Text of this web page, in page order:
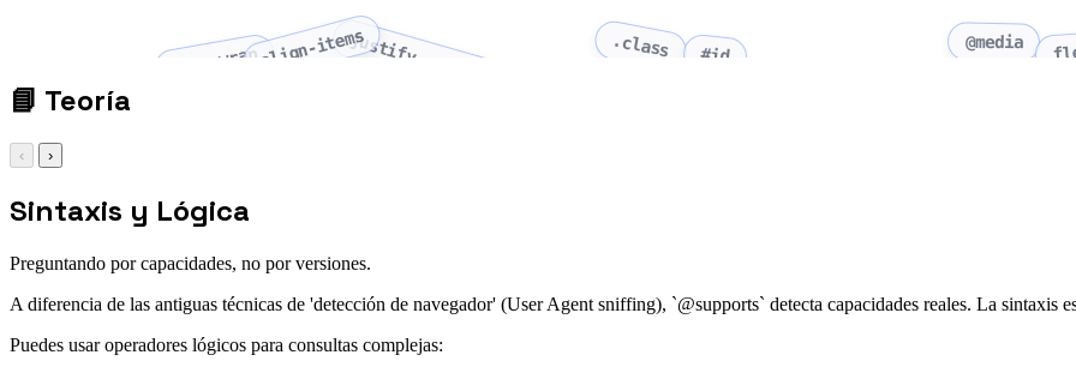
flex-wrapalign-itemsjustify-content .class #id
@media
📘 Teoría
‹ ›
Sintaxis y Lógica
Preguntando por capacidades, no por versiones.
A diferencia de las antiguas técnicas de 'detección de navegador' (User Agent sniffing), `@supports` detecta capacidades reales. La
Puedes usar operadores lógicos para consultas complejas: